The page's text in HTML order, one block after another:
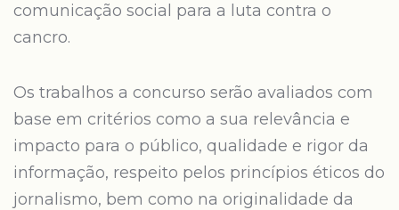
comunicação social para a luta contra o
cancro.
Os trabalhos a concurso serão avaliados com
base em critérios como a sua relevância e
impacto para o público, qualidade e rigor da
informação, respeito pelos princípios éticos do
jornalismo, bem como na originalidade da